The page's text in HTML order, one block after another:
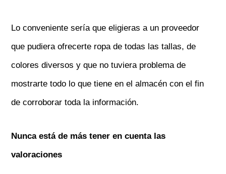
Lo conveniente sería que eligieras a un proveedor
que pudiera ofrecerte ropa de todas las tallas, de
colores diversos y que no tuviera problema de
mostrarte todo lo que tiene en el almacén con el fin
de corroborar toda la información.
Nunca está de más tener en cuenta las
valoraciones